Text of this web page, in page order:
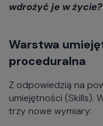
wdrożyć je w życie?
Warstwa
proceduralna
Z odpowiedzią na
umiejętności (Skills).
trzy nowe wymiary: